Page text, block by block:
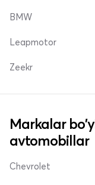
BMW
Leapmotor
Zeekr
Markalar
avtomobillar
Chevrolet